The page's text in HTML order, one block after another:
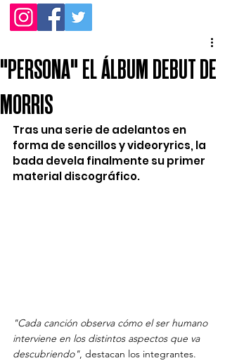
"PERSONA" EL ÁLBUM DEBUT DE
MORRIS
Tras una serie de adelantos en
forma de sencillos y videoryrics, la
bada devela finalmente su primer
material discográfico.
"Cada canción observa cómo el ser humano
interviene en los distintos aspectos que va
descubriendo", destacan los integrantes.